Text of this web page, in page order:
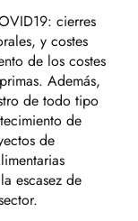
cierres
y costes
de los costes
Además,
de todo tipo
de
de
escasez de